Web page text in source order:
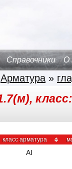
Справочники О
Арматура »
класс арматура
AI